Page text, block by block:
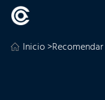
Inicio>Recomendar